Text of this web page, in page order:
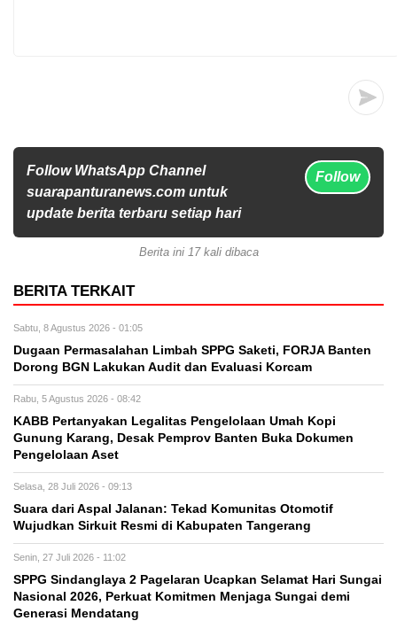
Follow WhatsApp Channel
suarapanturanews.com untuk
update berita terbaru setiap hari
Follow
Berita ini 17 kali dibaca
BERITA TERKAIT
Sabtu, 8 Agustus 2026 - 01:05
Dugaan Permasalahan Limbah SPPG Saketi, FORJA Banten
Dorong BGN Lakukan Audit dan Evaluasi Korcam
Rabu, 5 Agustus 2026 - 08:42
KABB Pertanyakan Legalitas Pengelolaan Umah Kopi
Gunung Karang, Desak Pemprov Banten Buka Dokumen
Pengelolaan Aset
Selasa, 28 Juli 2026 - 09:13
Suara dari Aspal Jalanan: Tekad Komunitas Otomotif
Wujudkan Sirkuit Resmi di Kabupaten Tangerang
Senin, 27 Juli 2026 - 11:02
SPPG Sindanglaya 2 Pagelaran Ucapkan Selamat Hari Sungai
Nasional 2026, Perkuat Komitmen Menjaga Sungai demi
Generasi Mendatang